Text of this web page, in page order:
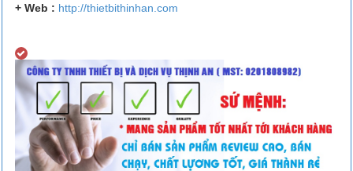
+ Web : http://thietbithinhan.com